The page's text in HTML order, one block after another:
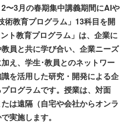
2〜3月の春期集中講義期間にAIや
術教育プログラム」13科目を開
ト教育プログラム」は、企業に
員と共に学び合い、企業ニーズ
え、学生･教員とのネットワー
を活用した研究・開発による企
ログラムです。授業は、対面
たは遠隔（自宅や会社からオンラ
実施します。